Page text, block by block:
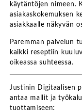
käytäntöjen nimeen.
asiakaskokemuksen
asiakkaalle näkyvän
Paremman palvelun
kaikki reseptiin
oikeassa suhteessa.
Justinin Digitaalisen
antaa mallit ja
tuottamiseen: